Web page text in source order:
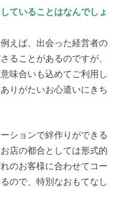
ていることはなんでしょ
えば、出会った経営者の
ることがあるのですが、
味合いも込めてご利用し
りがたいお心遣いにきち
ションで絆作りができる
店の都合としては形式的
のお客様に合わせてコー
ので、特別なおもてなし